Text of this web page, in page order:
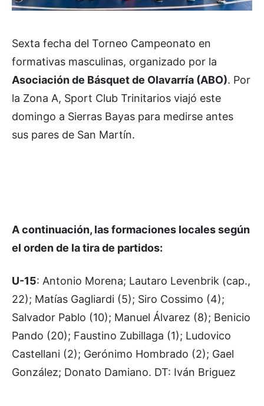
Sexta fecha del Torneo Campeonato en
formativas masculinas, organizado por la
Asociación de Básquet de Olavarría (ABO). Por
la Zona A, Sport Club Trinitarios viajó este
domingo a Sierras Bayas para medirse antes
sus pares de San Martín.
A continuación, las formaciones locales según
el orden de la tira de partidos:
U-15: Antonio Morena; Lautaro Levenbrik (cap.,
22); Matías Gagliardi (5); Siro Cossimo (4);
Salvador Pablo (10); Manuel Álvarez (8); Benicio
Pando (20); Faustino Zubillaga (1); Ludovico
Castellani (2); Gerónimo Hombrado (2); Gael
González; Donato Damiano. DT: Iván Briguez